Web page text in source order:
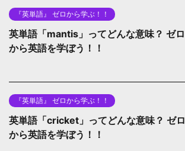
『英単語』 ゼロから学ぶ！！
英単語「mantis」ってどんな意味？ ゼロ
から英語を学ぼう！！
『英単語』 ゼロから学ぶ！！
英単語「cricket」ってどんな意味？ ゼロ
から英語を学ぼう！！